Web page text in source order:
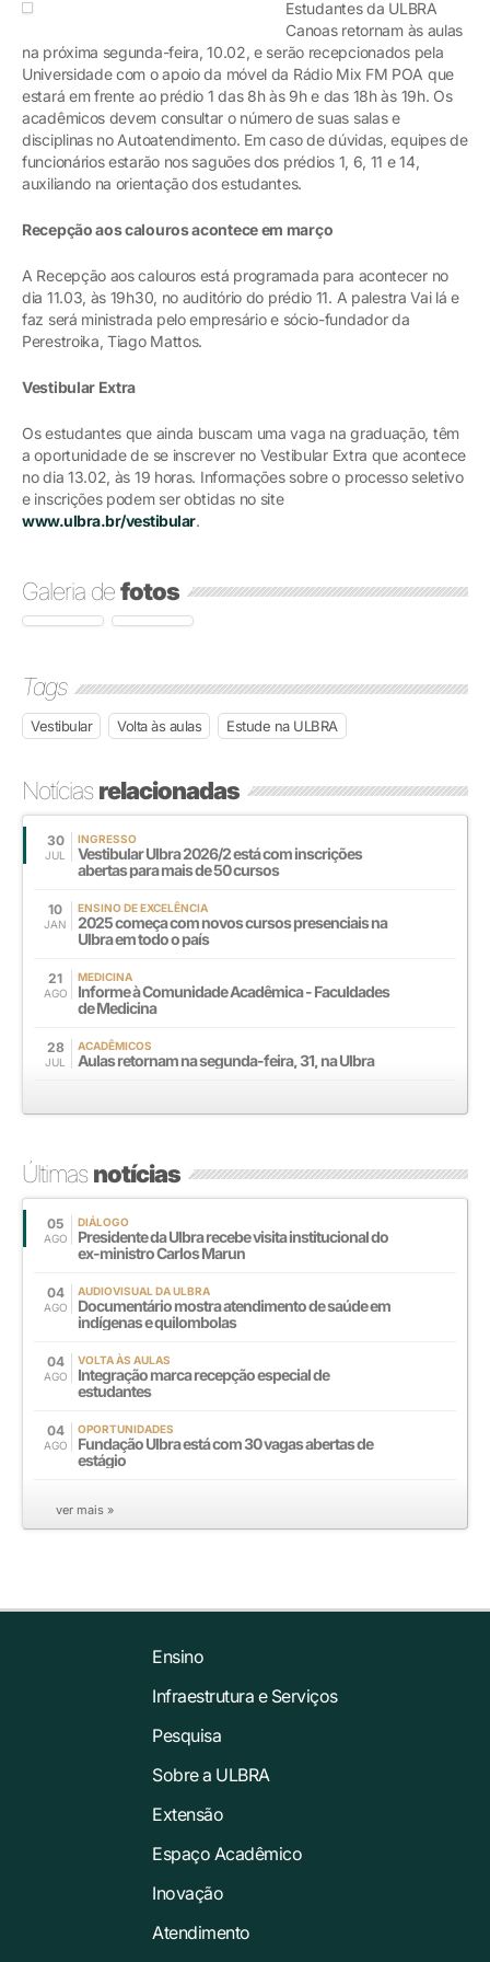
Estudantes da ULBRA
Canoas retornam às aulas
na próxima segunda-feira, 10.02, e serão recepcionados pela
Universidade com o apoio da móvel da Rádio Mix FM POA que
estará em frente ao prédio 1 das 8h às 9h e das 18h às 19h. Os
acadêmicos devem consultar o número de suas salas e
disciplinas no Autoatendimento. Em caso de dúvidas, equipes de
funcionários estarão nos saguões dos prédios 1, 6, 11 e 14,
auxiliando na orientação dos estudantes.
Recepção aos calouros acontece em março
A Recepção aos calouros está programada para acontecer no
dia 11.03, às 19h30, no auditório do prédio 11. A palestra Vai lá e
faz será ministrada pelo empresário e sócio-fundador da
Perestroika, Tiago Mattos.
Vestibular Extra
Os estudantes que ainda buscam uma vaga na graduação, têm
a oportunidade de se inscrever no Vestibular Extra que acontece
no dia 13.02, às 19 horas. Informações sobre o processo seletivo
e inscrições podem ser obtidas no site
www.ulbra.br/vestibular.
Galeria defotos
Tags
Vestibular Volta às aulas Estude na ULBRA
Notíciasrelacionadas
30
JUL
INGRESSO
Vestibular Ulbra 2026/2 está com inscrições
abertas para mais de 50 cursos
10
JAN
ENSINO DE EXCELÊNCIA
2025 começa com novos cursos presenciais na
Ulbra em todo o país
21
AGO
MEDICINA
Informe à Comunidade Acadêmica - Faculdades
de Medicina
28
JUL
ACADÊMICOS
Aulas retornam na segunda-feira, 31, na Ulbra
Últimasnotícias
05
AGO
DIÁLOGO
Presidente da Ulbra recebe visita institucional do
ex-ministro Carlos Marun
04
AGO
AUDIOVISUAL DA ULBRA
Documentário mostra atendimento de saúde em
indígenas e quilombolas
04
AGO
VOLTA ÀS AULAS
Integração marca recepção especial de
estudantes
04
AGO
OPORTUNIDADES
Fundação Ulbra está com 30 vagas abertas de
estágio
ver mais »
Ensino
Infraestrutura e Serviços
Pesquisa
Sobre a ULBRA
Extensão
Espaço Acadêmico
Inovação
Atendimento